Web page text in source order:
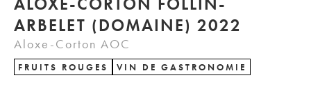
ARBELET (DOMAINE) 2022
Aloxe-Corton AOC
FRUITS ROUGES VIN DE GASTRONOMIE